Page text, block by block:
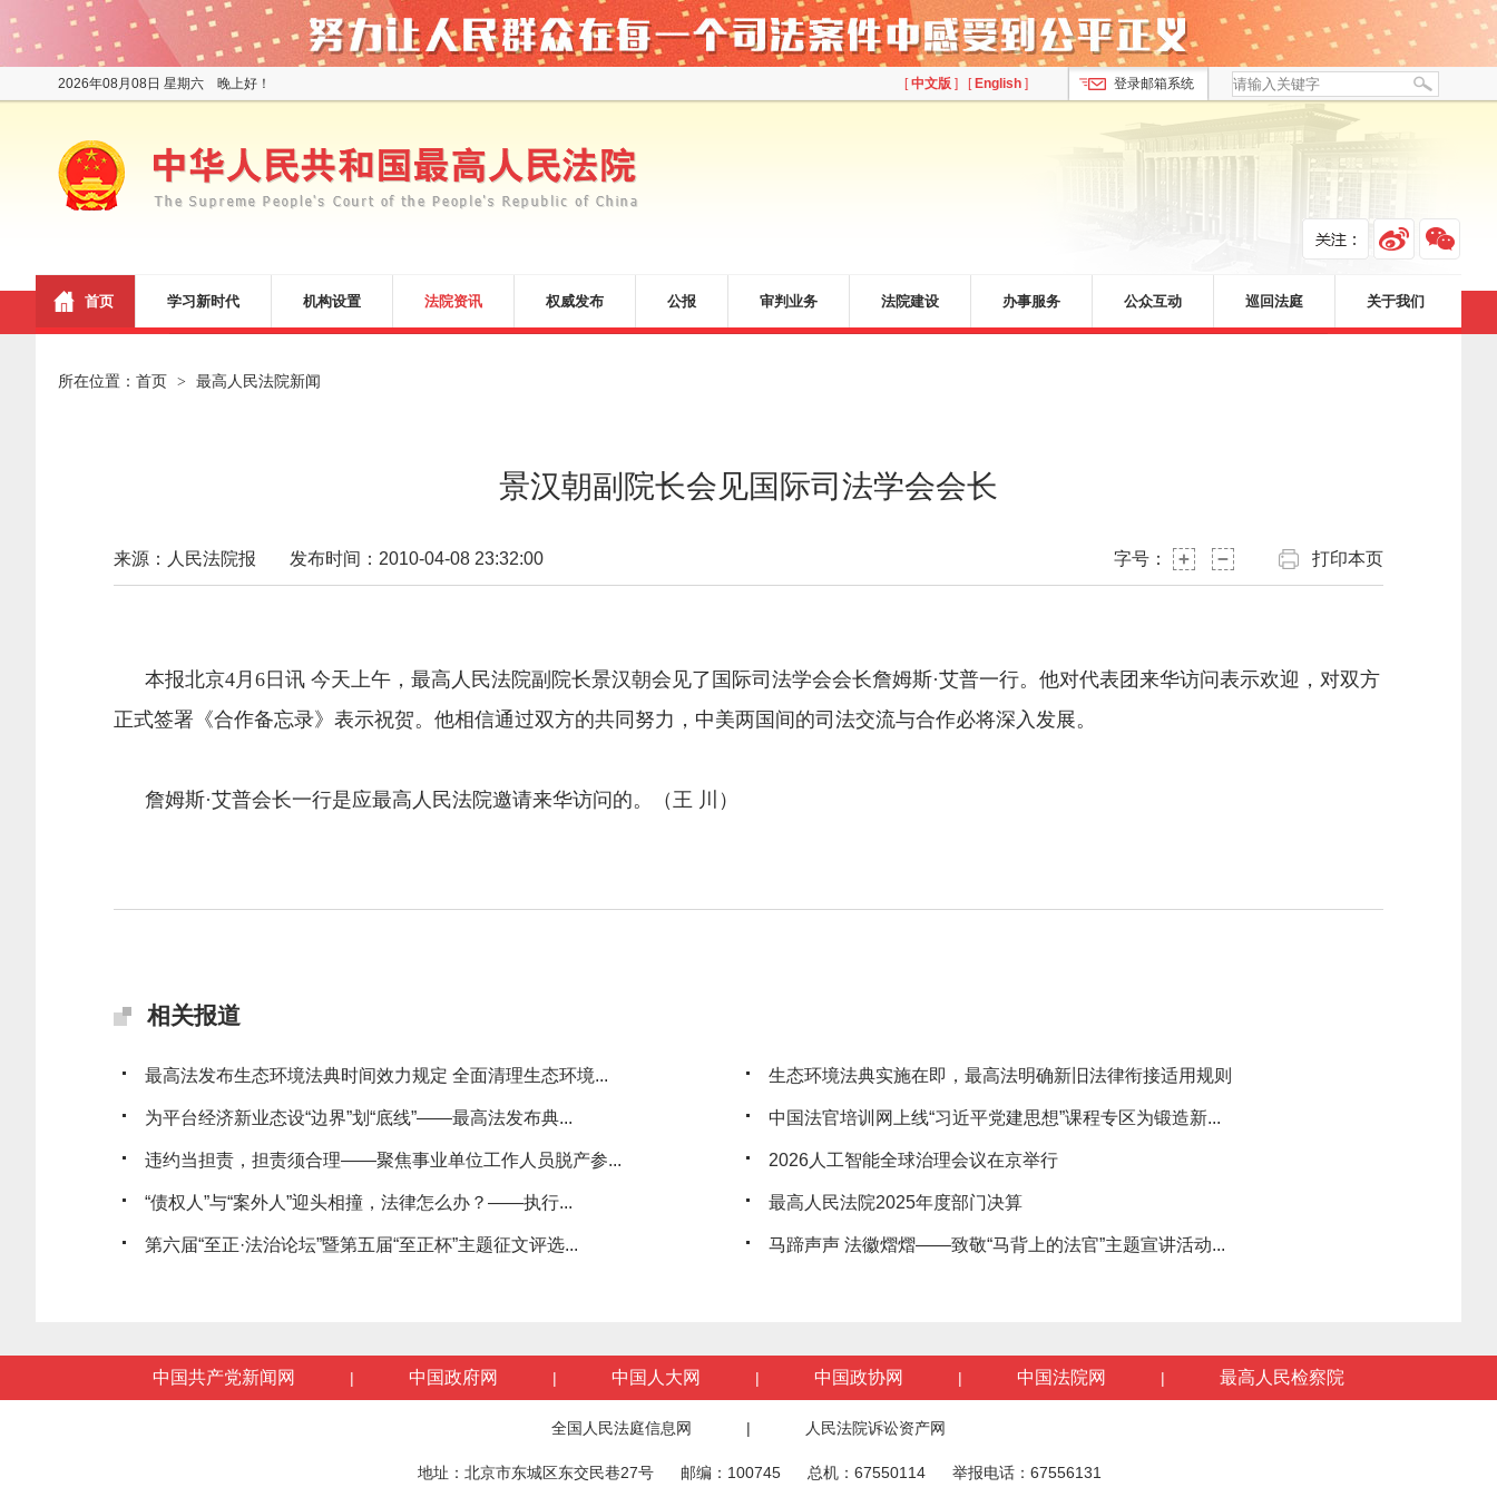
[中文版 ] [ English ]
2026年08月08日 星期六 晚上好！ 登录邮箱系统
首页 学习新时代 机构设置 法院资讯 权威发布 公报 审判业务 法院建设 办事服务 公众互动 巡回法庭 关于我们
所在位置： 首页 > 最高人民法院新闻
景汉朝副院长会见国际司法学会会长
来源：人民法院报 发布时间：2010-04-08 23:32:00 字号： 打印本页
本报北京4月6日讯 今天上午，最高人民法院副院长景汉朝会见了国际司法学会会长詹姆斯·艾普一行。他对代表团来华访问表示欢迎，对双方
正式签署《合作备忘录》表示祝贺。他相信通过双方的共同努力，中美两国间的司法交流与合作必将深入发展。
詹姆斯·艾普会长一行是应最高人民法院邀请来华访问的。（王 川）
相关报道
最高法发布生态环境法典时间效力规定 全面清理生态环境... 生态环境法典实施在即，最高法明确新旧法律衔接适用规则
为平台经济新业态设“边界”划“底线”——最高法发布典... 中国法官培训网上线“习近平党建思想”课程专区为锻造新...
违约当担责，担责须合理——聚焦事业单位工作人员脱产参... 2026人工智能全球治理会议在京举行
“债权人”与“案外人”迎头相撞，法律怎么办？——执行... 最高人民法院2025年度部门决算
第六届“至正·法治论坛”暨第五届“至正杯”主题征文评选... 马蹄声声 法徽熠熠——致敬“马背上的法官”主题宣讲活动...
中国共产党新闻网 | 中国政府网 | 中国人大网 | 中国政协网 | 中国法院网 | 最高人民检察院
全国人民法庭信息网 | 人民法院诉讼资产网
地址：北京市东城区东交民巷27号 邮编：100745 总机：67550114 举报电话：67556131